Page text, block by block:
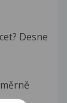
Desne